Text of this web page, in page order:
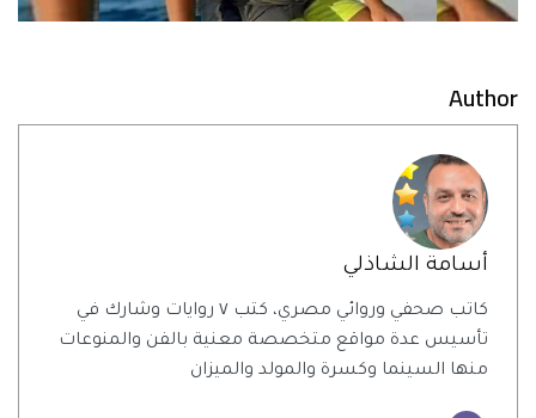
Author
أسامة الشاذلي
كاتب صحفي وروائي مصري، كتب ٧ روايات وشارك في
تأسيس عدة مواقع متخصصة معنية بالفن والمنوعات
منها السينما وكسرة والمولد والميزان